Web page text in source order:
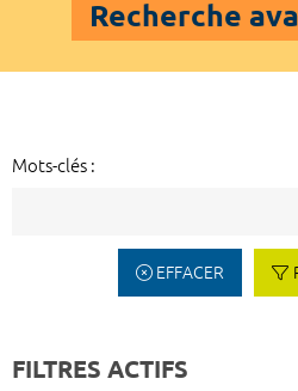
Recherche
Mots-clés :
EFFACER
FILTRES ACTIFS